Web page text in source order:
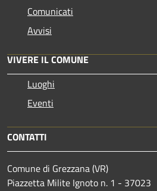
Comunicati
Avvisi
VIVERE IL COMUNE
Luoghi
Eventi
CONTATTI
Comune di Grezzana (VR)
Piazzetta Milite Ignoto n. 1 - 37023